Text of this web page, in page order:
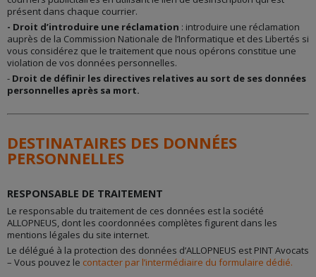
Notre sous-traitant va vous demander, par courriel, votre
accord pour recueillir votre avis qui sera affiché sur notre
site.
Les avis sont anonymisés avant d’être affichés.
BASE JURIDIQUE
Notre Intérêt légitime pour vous envoyer la demande
CONSERVATION
Suppression de vos données après 3 mois
PARTENAIRES
Sous-traitants :
Avis Vérifiés
Trust Pilot
présent dans chaque courrier.
- Droit d’introduire une réclamation : introduire une réclamation
auprès de la Commission Nationale de l’Informatique et des Libertés si
vous considérez que le traitement que nous opérons constitue une
violation de vos données personnelles.
- Droit de définir les directives relatives au sort de ses données
personnelles après sa mort.
DESTINATAIRES DES DONNÉES
PERSONNELLES
RESPONSABLE DE TRAITEMENT
Le responsable du traitement de ces données est la société
ALLOPNEUS, dont les coordonnées complètes figurent dans les
mentions légales du site internet.
Le délégué à la protection des données d’ALLOPNEUS est PINT Avocats
– Vous pouvez le contacter par l’intermédiaire du formulaire dédié.